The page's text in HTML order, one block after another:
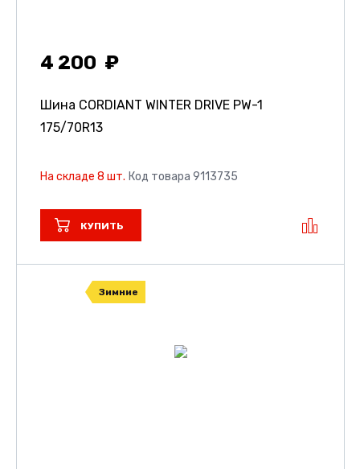
4 200
Шина CORDIANT WINTER DRIVE PW-1
175/70R13
На складе 8 шт. Код товара 9113735
КУПИТЬ
Зимние